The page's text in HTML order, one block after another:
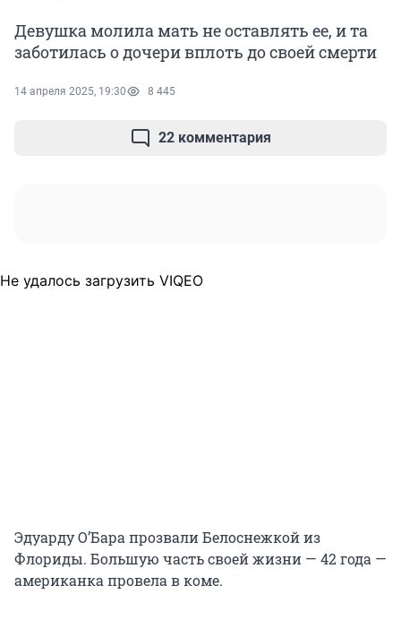
Девушка молила мать не оставлять ее, и та
заботилась о дочери вплоть до своей смерти
14 апреля 2025, 19:30 8 445
22 комментария
Не удалось загрузить VIQEO
Эдуарду О’Бара прозвали Белоснежкой из
Флориды. Большую часть своей жизни — 42 года —
американка провела в коме.